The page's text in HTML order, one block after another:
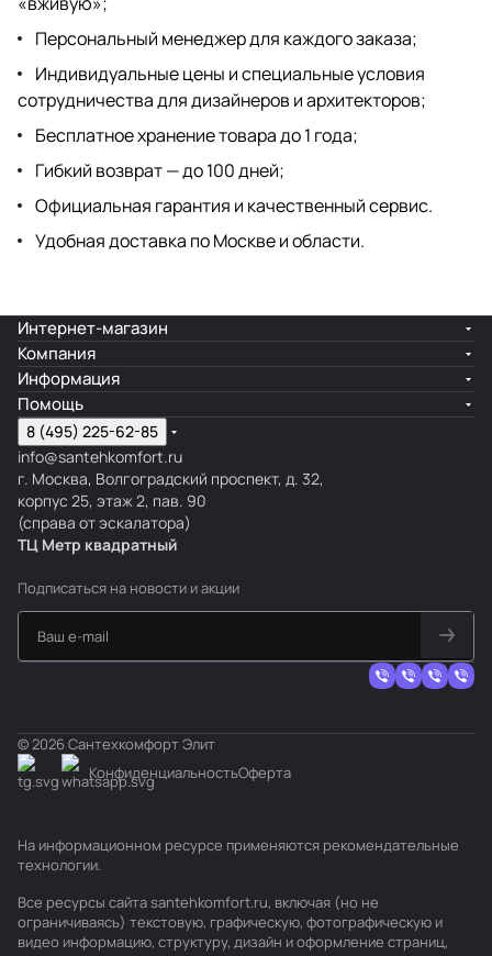
Персональный менеджер для каждого заказа;
Индивидуальные цены и специальные условия
сотрудничества для дизайнеров и архитекторов;
Бесплатное хранение товара до 1 года;
Гибкий возврат — до 100 дней;
Официальная гарантия и качественный сервис.
Удобная доставка по Москве и области.
Интернет-магазин
Компания
Информация
Помощь
8 (495) 225-62-85
info@santehkomfort.ru
г. Москва, Волгоградский проспект, д. 32,
корпус 25, этаж 2, пав. 90
(справа от эскалатора)
ТЦ Метр квадратный
Подписаться на новости и акции
© 2026 Сантехкомфорт Элит
КонфиденциальностьОферта
На информационном ресурсе применяются рекомендательные
технологии.
Все ресурсы сайта santehkomfort.ru, включая (но не
ограничиваясь) текстовую, графическую, фотографическую и
видео информацию, структуру, дизайн и оформление страниц,